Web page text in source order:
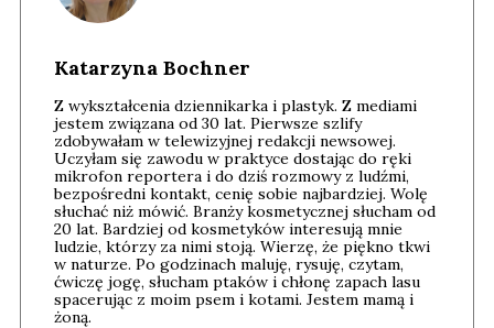
Katarzyna Bochner
Z wykształcenia dziennikarka i plastyk. Z mediami
jestem związana od 30 lat. Pierwsze szlify
zdobywałam w telewizyjnej redakcji newsowej.
Uczyłam się zawodu w praktyce dostając do ręki
mikrofon reportera i do dziś rozmowy z ludźmi,
bezpośredni kontakt, cenię sobie najbardziej. Wolę
słuchać niż mówić. Branży kosmetycznej słucham od
20 lat. Bardziej od kosmetyków interesują mnie
ludzie, którzy za nimi stoją. Wierzę, że piękno tkwi
w naturze. Po godzinach maluję, rysuję, czytam,
ćwiczę jogę, słucham ptaków i chłonę zapach lasu
spacerując z moim psem i kotami. Jestem mamą i
żoną.